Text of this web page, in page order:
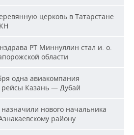
церковь в Татарстане
РТ Миннуллин стал и. о.
области
одна авиакомпания
Казань — Дубай
назначили нового начальника
району